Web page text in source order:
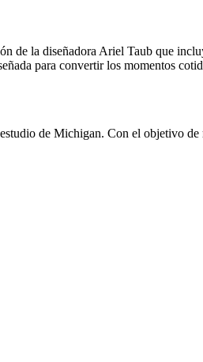
de la diseñadora Ariel Taub que
para convertir los momentos
de Michigan. Con el objetivo de